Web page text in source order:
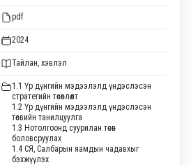
pdf
2024
Тайлан, хэвлэл
1.1 Үр дүнгийн мэдээлэлд үндэслэсэн
стратегийн төсөвлөлт
1.2 Үр дүнгийн мэдээлэлд үндэслэсэн
төсвийн танилцуулга
1.3 Нотолгоонд суурилан төсөв
боловсруулах
1.4 СЯ, Салбарын яамдын чадавхыг
бэхжүүлэх